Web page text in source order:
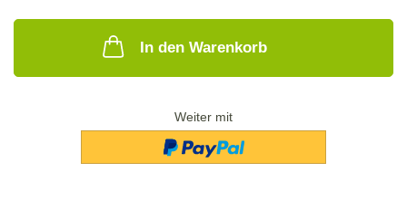
In den Warenkorb
Weiter mit